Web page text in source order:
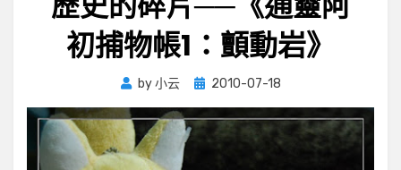
初捕物帳1：顫動岩》
by小云
Posted
2010-07-18